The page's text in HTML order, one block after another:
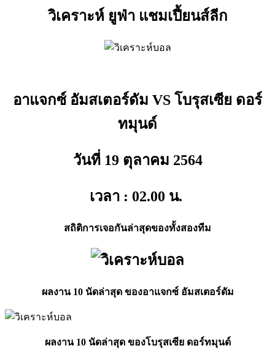
วิเคราะห์ ยูฟ่า แชมเปี้ยนส์ลีก
อาแจกซ์ อัมสเตอร์ดัม VS โบรุสเซีย ดอร์
ทมุนด์
วันที่ 19ตุลาคม 2564
เวลา : 02.00 น.
สถิติการเจอกันล่าสุดของทั้งสองทีม
ผลงาน 10 นัดล่าสุด ของอาแจกซ์ อัมสเตอร์ดัม
ผลงาน 10 นัดล่าสุด ของโบรุสเซีย ดอร์ทมุนด์